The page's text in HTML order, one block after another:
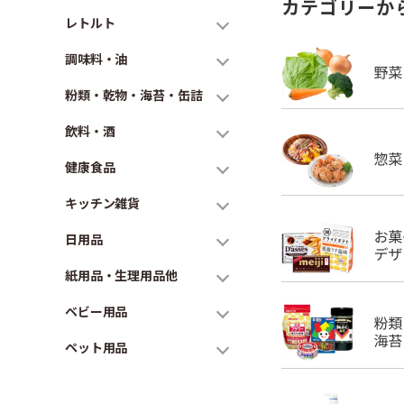
レトルト
調味料・油
粉類・乾物・海苔・缶詰
飲料・酒
健康食品
キッチン雑貨
日用品
紙用品・生理用品他
ベビー用品
ペット用品
カテゴリーか